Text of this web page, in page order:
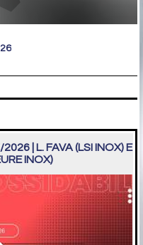
| L. FAVA (LSI INOX) E
INOX)